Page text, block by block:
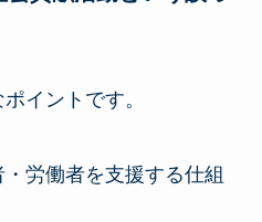
イントです。
労働者を支援する仕組